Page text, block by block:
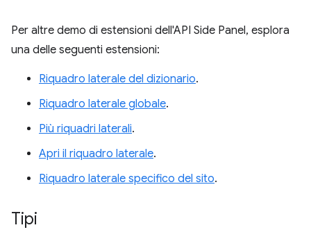
Per altre demo di estensioni dell'API Side Panel, esplora
una delle seguenti estensioni:
Riquadro laterale del dizionario.
Riquadro laterale globale.
Più riquadri laterali.
Apri il riquadro laterale.
Riquadro laterale specifico del sito.
Tipi